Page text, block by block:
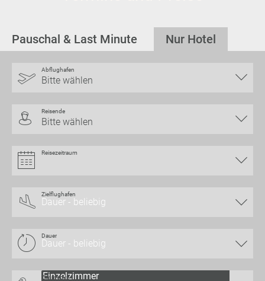
Pauschal & Last Minute Nur Hotel
Abflughafen
Bitte wählen
Reisende
Bitte wählen
Reisezeitraum
Zielflughafen
Dauer
Zimmertyp